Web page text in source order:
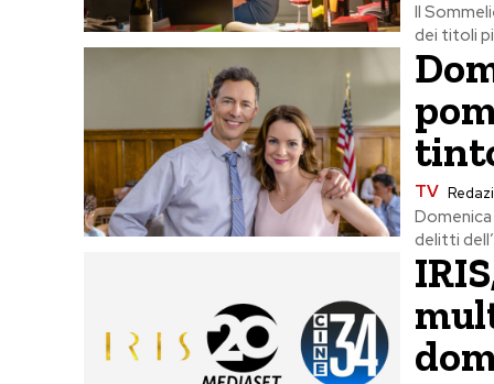
Il
dei titoli
TV
Domenica
delitti